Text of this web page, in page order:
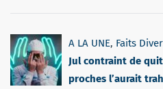
A LA UNE, Faits
Jul contraint de
proches l’aurait